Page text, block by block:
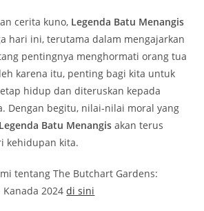
cerita kuno, Legenda Batu Menangis
hari ini, terutama dalam mengajarkan
pentingnya menghormati orang tua
karena itu, penting bagi kita untuk
hidup dan diteruskan kepada
Dengan begitu, nilai-nilai moral yang
Legenda Batu Menangis akan terus
kehidupan kita.
tentang The Butchart Gardens:
Kanada 2024di sini